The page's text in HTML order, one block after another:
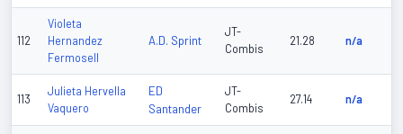
112
Violeta
Hernandez
Fermosell
A.D. Sprint
JT-
Combis
21.28 n/a
113
Julieta Hervella
Vaquero
ED
Santander
JT-
Combis
27.14 n/a